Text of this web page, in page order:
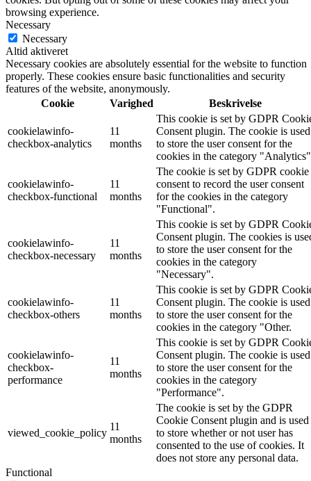
browsing experience.
Necessary
Necessary
Altid aktiveret
Necessary cookies are absolutely essential for the website to function
properly. These cookies ensure basic functionalities and security
features of the website, anonymously.
Cookie
Varighed Beskrivelse
cookielawinfo-
checkbox-analytics
11
months
This cookie is set by GDPR
Consent plugin. The cookie is used
to store the user consent for the
cookies in the category
cookielawinfo-
checkbox-functional
11
months
The cookie is set by GDPR cookie
consent to record the user consent
for the cookies in the category
"Functional".
cookielawinfo-
checkbox-necessary
11
months
This cookie is set by GDPR
Consent plugin. The cookies is
to store the user consent for the
cookies in the category
"Necessary".
cookielawinfo-
checkbox-others
11
months
This cookie is set by GDPR
Consent plugin. The cookie is used
to store the user consent for the
cookies in the category "Other.
cookielawinfo-
checkbox-
performance
11
months
This cookie is set by GDPR
Consent plugin. The cookie is used
to store the user consent for the
cookies in the category
"Performance".
viewed_cookie_policy
11
months
The cookie is set by the GDPR
Cookie Consent plugin and is used
to store whether or not user has
consented to the use of cookies. It
does not store any personal data.
Functional